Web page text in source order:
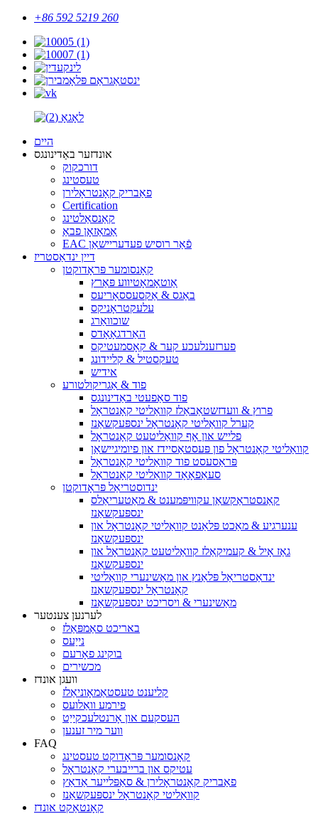
+86 592 5219 260
היים
אונדזער באַדינונגס
דורכקוק
טעסטינג
פאַבריק קאָנטראָלירן
Certification
קאַנסאַלטינג
אַמאַזאָן פבאַ
EAC פֿאַר רוסיש פעדעריישאַן
דיין ינדאַסטריז
קאָנסומער פּראָדוקטן
אַוטאָמאָטיווע פּאַרץ
באַגס & אַקסעססאָריעס
עלעקטראָניקס
שוכוואַרג
האַרדגאָאָדס
פערזענלעכע קער & קאָסמעטיקס
טעקסטיל & קליידונג
אידיש
פוד & אַגריקולטורע
פוד סאַפעטי באַדינונגס
פרוץ & וועדזשטאַבאַלז קוואַליטי קאָנטראָל
קערל קוואַליטי קאָנטראָל ינספּעקשאַנז
פלייש און אָף קוואַליטעט קאָנטראָל
קוואַליטי קאָנטראָל פון פּעסטאַסיידז און פיומיגיישאַן
פּראַסעסט פוד קוואַליטי קאָנטראָל
סעאַפאָאָד קוואַליטי קאָנטראָל
ינדוסטריאַל פּראָדוקטן
קאַנסטראַקשאַן עקוויפּמענט & מאַטעריאַלס
ינספּעקשאַנז
ענערגיע & מאַכט פּלאַנט קוואַליטי קאָנטראָל און
ינספּעקשאַנז
גאַז אָיל & קעמיקאַלז קוואַליטעט קאָנטראָל און
ינספּעקשאַנז
ינדאַסטריאַל פּלאַנץ און מאַשינערי קוואַליטי
קאָנטראָל ינספּעקשאַנז
מאַשינערי & ויסריכט ינספּעקשאַנז
לערנען צענטער
באריכט סאַמפּאַלז
נייַעס
בוקינג פאָרעם
מכשירים
וועגן אונדז
קליענט טעסטאַמאָוניאַלז
פירמע וואַלועס
העסקעם און אָרנטלעכקייַט
ווער מיר זענען
FAQ
קאָנסומער פּראָדוקט טעסטינג
עטיקס און ברייבערי קאָנטראָל
פאַבריק קאָנטראָלירן & סאַפּלייער אַדאַץ
קוואַליטי קאָנטראָל ינספּעקשאַנז
קאָנטאַקט אונדז